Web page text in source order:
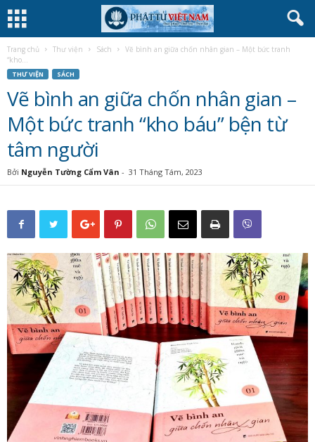
Trang chủ Thư viện Sách
Vẽ bình an giữa chốn nhân gian – Một bức tranh
“kho...
THƯ VIỆN SÁCH
Vẽ bình an giữa chốn nhân gian –
Một bức tranh “kho báu” bện từ
tâm người
Bởi Nguyễn Tường Cẩm Vân - 31 Tháng Tám, 2023